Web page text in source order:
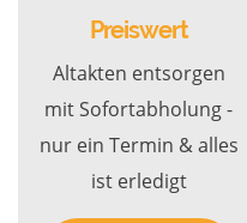
Preiswert
Altakten entsorgen
mit Sofortabholung -
nur ein Termin & alles
ist erledigt